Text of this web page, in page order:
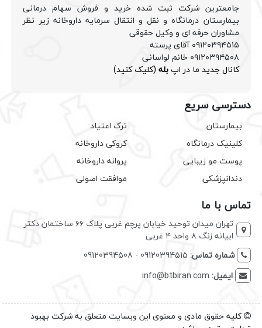
جامعترین شرکت ثبت شده خرید و فروش سهام درمانی
بیمارستان درمانگاه و نقل و انتقال سرمایه داروخانه زیر نظر
مشاوران حرفه ای و وکیل حقوقی
۰۹۱۲۰۳۹۴۵۱۵ آقای پرسته
۰۹۱۲۰۳۹۴۵۰۸ خانم لواسانی
کانال جدید ما در اپبله (کلیک کنید)
دسترسی سریع
بیمارستان
کلینیک درمانگاه
پوست مو زیبایی
دندانپزشکی
ترک اعتیاد
کروکی داروخانه
پروانه داروخانه
موافقت اصولی
تماس با ما
تهران میدان توحید خیابان پرچم غربی پلاک ۶۶ ساختمان دکتر
ابیانه زنگ ۸ واحد ۴ غربی
شماره تماس: 09120394515 - 09120394508
ایمیل: info@btbiran.com
کلیه حقوق مادی و معنوی این وبسایت متعلق به شرکت بهبود